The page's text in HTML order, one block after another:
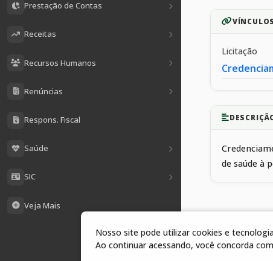
Prestação de Contas
Receitas
Recursos Humanos
Renúncias
Respons. Fiscal
Saúde
SIC
Veja Mais
VÍNCULOS
Licitação
de saúde à
1 arquivos
Nosso site pode utilizar cookies e
Ao continuar acessando, você concorda